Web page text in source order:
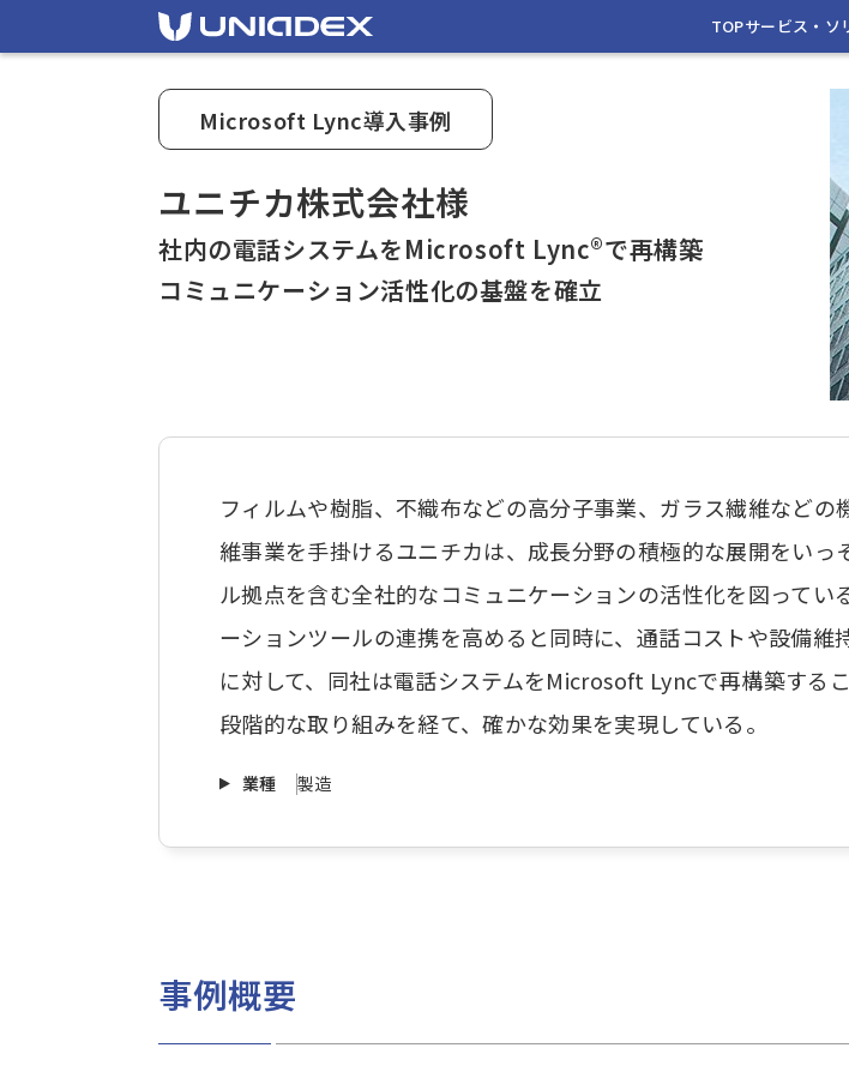
TOPサービス・ソ
Microsoft Lync導入事例
ユニチカ株式会社様
社内の電話システムをMicrosoft Lync®で再構築
コミュニケーション活性化の基盤を確立
フィルムや樹脂、不織布などの高分子事業、ガラス繊維などの
維事業を手掛けるユニチカは、成長分野の積極的な展開をいっ
ル拠点を含む全社的なコミュニケーションの活性化を図ってい
ーションツールの連携を高めると同時に、通話コストや設備維
に対して、同社は電話システムをMicrosoft Lyncで再構築するこ
段階的な取り組みを経て、確かな効果を実現している。
業種 製造
事例概要